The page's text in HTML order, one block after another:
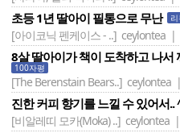
초등 1년 딸아이 필통으로 무난
[아이코닉 펜케이스 - ..] ceylontea |
8살 딸아이가 책이 도착하고 나서
100자평
[The Berenstain Bears..] ceylontea
진한 커피 향기를 느낄 수 있어서..
[비알레띠 모카(Moka) ..] ceylontea